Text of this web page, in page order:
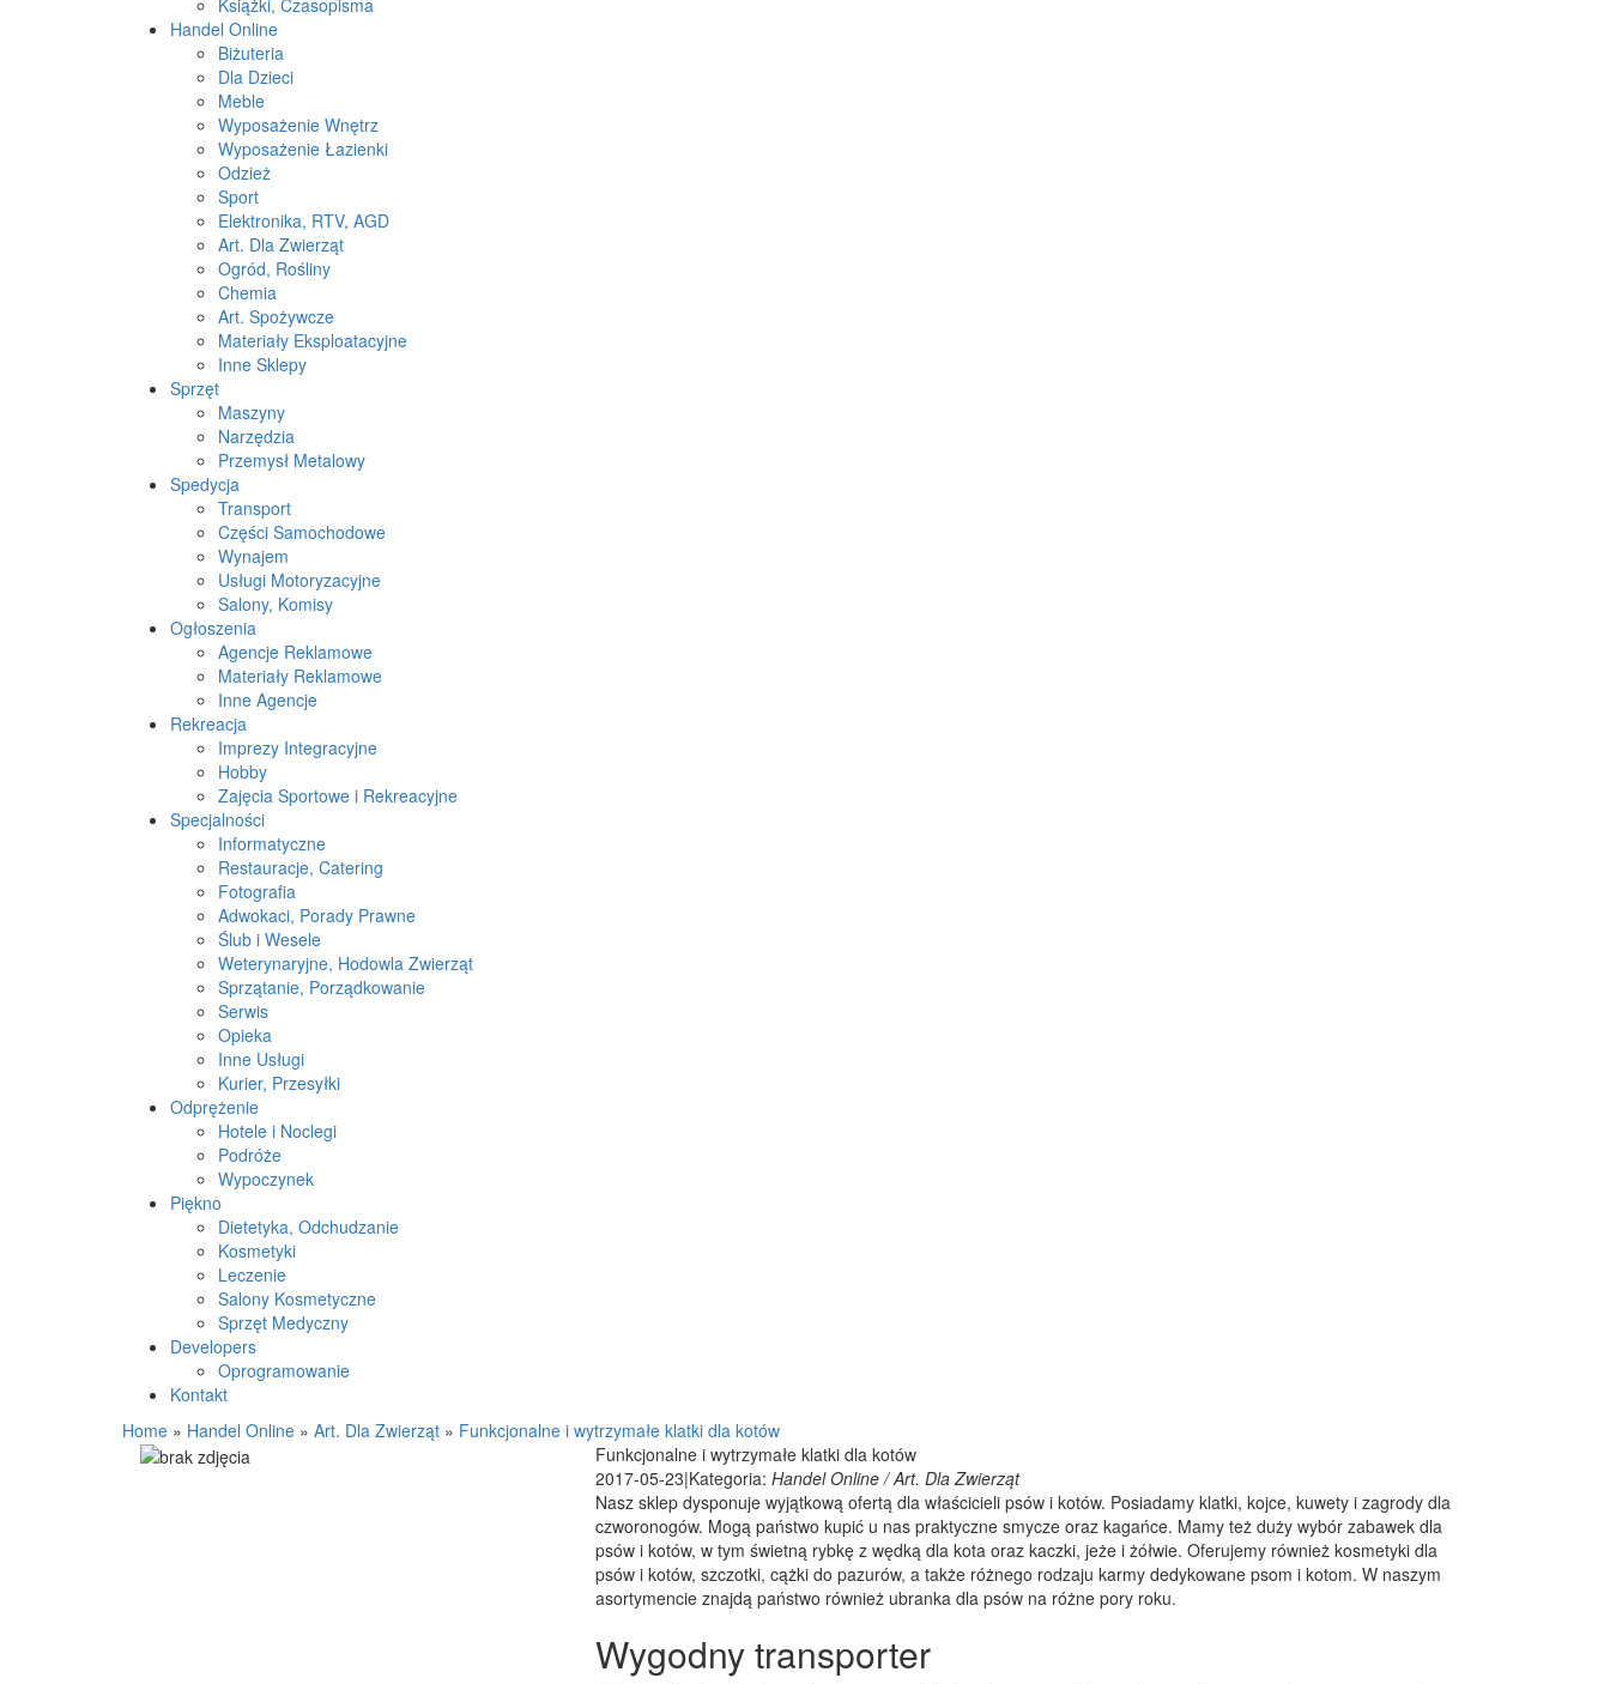
Książki, Czasopisma
Handel Online
Biżuteria
Dla Dzieci
Meble
Wyposażenie Wnętrz
Wyposażenie Łazienki
Odzież
Sport
Elektronika, RTV, AGD
Art. Dla Zwierząt
Ogród, Rośliny
Chemia
Art. Spożywcze
Materiały Eksploatacyjne
Inne Sklepy
Sprzęt
Maszyny
Narzędzia
Przemysł Metalowy
Spedycja
Transport
Części Samochodowe
Wynajem
Usługi Motoryzacyjne
Salony, Komisy
Ogłoszenia
Agencje Reklamowe
Materiały Reklamowe
Inne Agencje
Rekreacja
Imprezy Integracyjne
Hobby
Zajęcia Sportowe i Rekreacyjne
Specjalności
Informatyczne
Restauracje, Catering
Fotografia
Adwokaci, Porady Prawne
Ślub i Wesele
Weterynaryjne, Hodowla Zwierząt
Sprzątanie, Porządkowanie
Serwis
Opieka
Inne Usługi
Kurier, Przesyłki
Odprężenie
Hotele i Noclegi
Podróże
Wypoczynek
Piękno
Dietetyka, Odchudzanie
Kosmetyki
Leczenie
Salony Kosmetyczne
Sprzęt Medyczny
Developers
Oprogramowanie
Kontakt
Home » Handel Online » Art. Dla Zwierząt » Funkcjonalne i wytrzymałe klatki dla kotów
Funkcjonalne i wytrzymałe klatki dla kotów
2017-05-23|Kategoria: Handel Online / Art. Dla Zwierząt
Nasz sklep dysponuje wyjątkową ofertą dla właścicieli psów i kotów. Posiadamy klatki, kojce, kuwety i zagrody dla
czworonogów. Mogą państwo kupić u nas praktyczne smycze oraz kagańce. Mamy też duży wybór zabawek dla
psów i kotów, w tym świetną rybkę z wędką dla kota oraz kaczki, jeże i żółwie. Oferujemy również kosmetyki dla
psów i kotów, szczotki, cążki do pazurów, a także różnego rodzaju karmy dedykowane psom i kotom. W naszym
asortymencie znajdą państwo również ubranka dla psów na różne pory roku.
Wygodny transporter